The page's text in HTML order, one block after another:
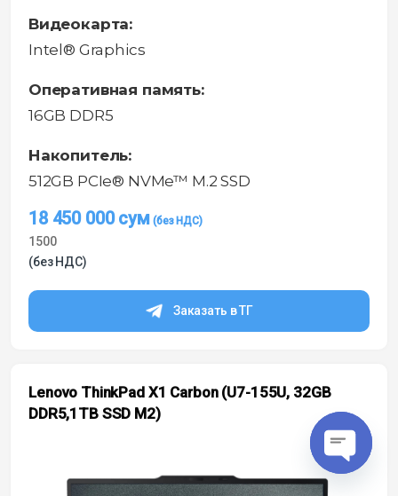
Видеокарта:
Intel® Graphics
Оперативная память:
16GB DDR5
Накопитель:
512GB PCIe® NVMe™ M.2 SSD
18 450 000сум
1500
(без НДС)
Заказать в ТГ
Lenovo ThinkPad X1 Carbon (U7-155U, 32GB
DDR5,1TB SSD M2)